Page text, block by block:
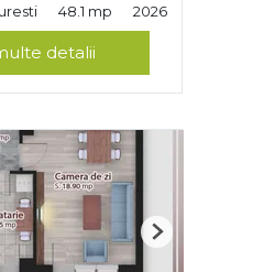
48.1 mp 2026
detalii
Next